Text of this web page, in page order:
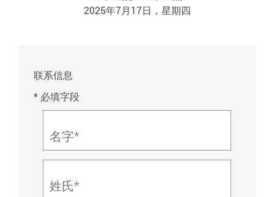
2025年7月17日，星期四
联系信息
* 必填字段
名字*
姓氏*